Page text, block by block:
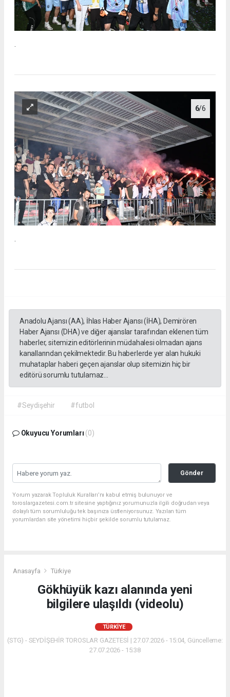
6/6
Anadolu Ajansı (AA), İhlas Haber Ajansı (İHA), Demirören
Haber Ajansı (DHA) ve diğer ajanslar tarafından eklenen tüm
haberler, sitemizin editörlerinin müdahalesi olmadan ajans
kanallarından çekilmektedir. Bu haberlerde yer alan hukuki
muhataplar haberi geçen ajanslar olup sitemizin hiç bir
editörü sorumlu tutulamaz...
#Seydişehir #futbol
Okuyucu Yorumları (0)
Gönder
Yorum yazarak Topluluk Kuralları’nı kabul etmiş bulunuyor ve
toroslargazetesi.com.tr sitesine yaptığınız yorumunuzla ilgili doğrudan veya
dolaylı tüm sorumluluğu tek başınıza üstleniyorsunuz. Yazılan tüm
yorumlardan site yönetimi hiçbir şekilde sorumlu tutulamaz.
Anasayfa Türkiye
Gökhüyük kazı alanında yeni
bilgilere ulaşıldı (videolu)
TÜRKIYE
(STG) - SEYDİŞEHİR TOROSLAR GAZETESİ | 27.07.2026 - 15:04, Güncelleme:
27.07.2026 - 15:38